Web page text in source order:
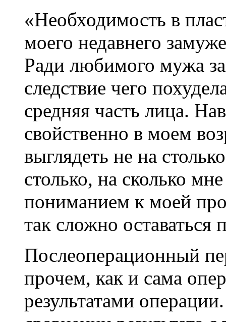
«Необходимость в
моего недавнего
Ради любимого мужа
следствие чего
средняя часть лица.
свойственно в моем
выглядеть не на
столько, на сколько
пониманием к моей
так сложно оставаться
Послеоперационный
прочем, как и сама
результатами